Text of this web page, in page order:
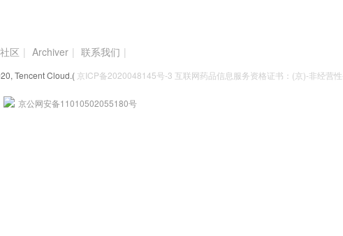
区 | Archiver | 联系我们 |
Tencent Cloud.( 京ICP备2020048145号-3 互联网药品信息服务资格证书：(京)-非经营
京公网安备11010502055180号